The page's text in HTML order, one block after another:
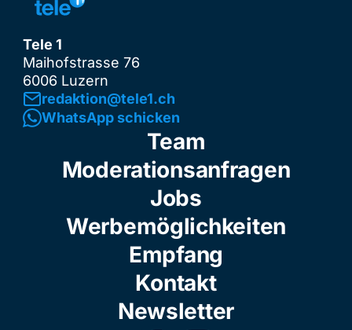
Tele 1
Maihofstrasse 76
6006 Luzern
redaktion@tele1.ch
WhatsApp schicken
Team
Moderationsanfragen
Jobs
Werbemöglichkeiten
Empfang
Kontakt
Newsletter